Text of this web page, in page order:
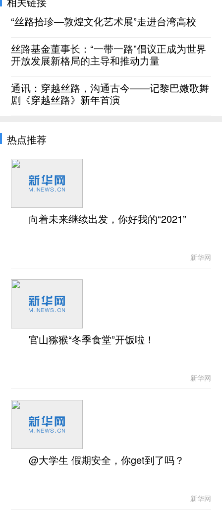
“丝路拾珍—敦煌文化艺术展”走进台湾高校
丝路基金董事长：“一带一路”倡议正成为世界
开放发展新格局的主导和推动力量
通讯：穿越丝路，沟通古今——记黎巴嫩歌舞
剧《穿越丝路》新年首演
热点推荐
向着未来继续出发，你好我的“2021”
新华网
官山猕猴“冬季食堂”开饭啦！
新华网
@大学生 假期安全，你get到了吗？
新华网